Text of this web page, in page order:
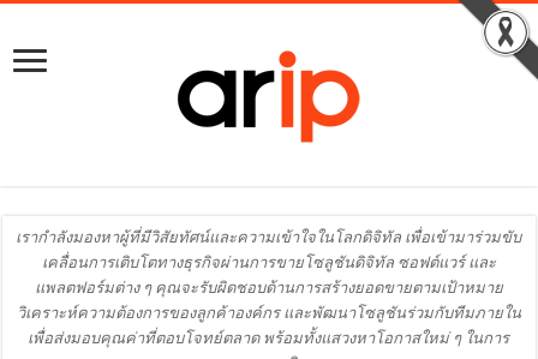
เรากำลังมองหาผู้ที่มีวิสัยทัศน์และความเข้าใจในโลกดิจิทัล เพื่อเข้ามาร่วมขับ
เคลื่อนการเติบโตทางธุรกิจผ่านการขายโซลูชันดิจิทัล ซอฟต์แวร์ และ
แพลตฟอร์มต่าง ๆ คุณจะรับผิดชอบด้านการสร้างยอดขายตามเป้าหมาย
วิเคราะห์ความต้องการของลูกค้าองค์กร และพัฒนาโซลูชันร่วมกับทีมภายใน
เพื่อส่งมอบคุณค่าที่ตอบโจทย์ตลาด พร้อมทั้งแสวงหาโอกาสใหม่ ๆ ในการ